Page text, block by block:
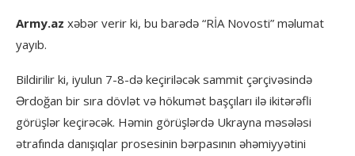
Army.az xəbər verir ki, bu barədə “RİA Novosti” məlumat
yayıb.
Bildirilir ki, iyulun 7-8-də keçiriləcək sammit çərçivəsində
Ərdoğan bir sıra dövlət və hökumət başçıları ilə ikitərəfli
görüşlər keçirəcək. Həmin görüşlərdə Ukrayna məsələsi
ətrafında danışıqlar prosesinin bərpasının əhəmiyyətini